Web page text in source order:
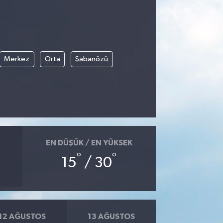
Merkez Orta Şabanözü
EN DÜŞÜK / EN YÜKSEK
15° / 30°
AĞUSTOS 13 AĞUSTOS